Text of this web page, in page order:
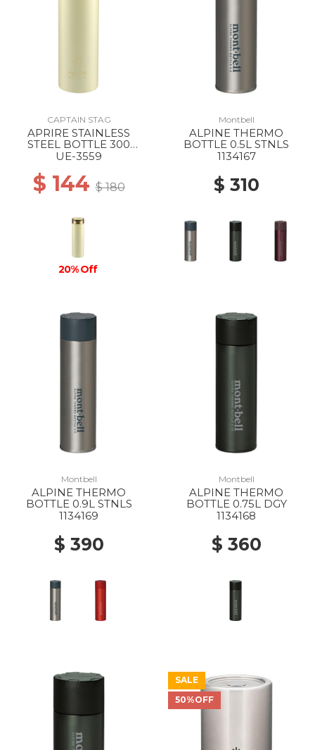
CAPTAIN STAG
APRIRE STAINLESS
STEEL BOTTLE 300
GItOW/LIGHT GREEN
UE-3559
$ 144$ 180
20% Off
Montbell
ALPINE THERMO
BOTTLE 0.5L STNLS
1134167
$ 310
Montbell
ALPINE THERMO
BOTTLE 0.9L STNLS
1134169
$ 390
Montbell
ALPINE THERMO
BOTTLE 0.75L DGY
1134168
$ 360
SALE
50%OFF